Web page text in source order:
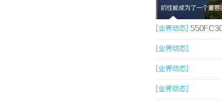
的性能成为了一个重要
[业界动态]
性能的新选择
[业界动态]
[业界动态]
[业界动态]